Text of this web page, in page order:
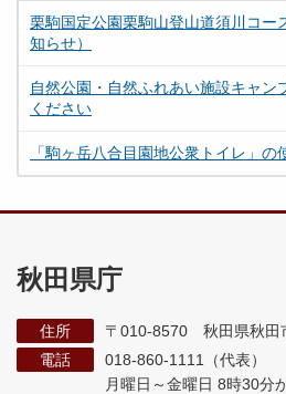
栗駒国定公園栗駒山登山道須川コー
知らせ）
自然公園・自然ふれあい施設キャン
ください
「駒ヶ岳八合目園地公衆トイレ」の
秋田県庁
住所
〒010-8570 秋田県秋田
電話
018-860-1111（代表）
月曜日～金曜日 8時30分